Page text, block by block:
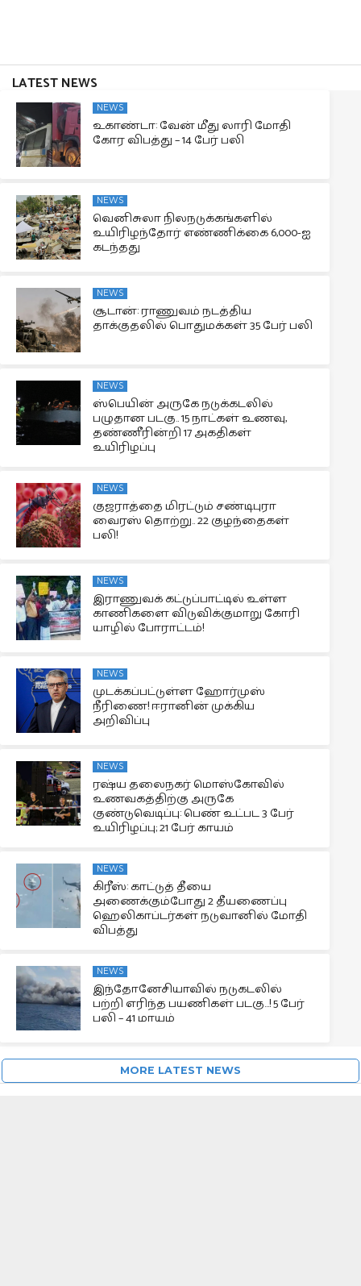
LATEST NEWS
NEWS
உகாண்டா: வேன் மீது லாரி மோதி
கோர விபத்து – 14 பேர் பலி
NEWS
வெனிசுலா நிலநடுக்கங்களில்
உயிரிழந்தோர் எண்ணிக்கை 6,000-ஐ
கடந்தது
NEWS
சூடான்: ராணுவம் நடத்திய
தாக்குதலில் பொதுமக்கள் 35 பேர் பலி
NEWS
ஸ்பெயின் அருகே நடுக்கடலில்
பழுதான படகு.. 15 நாட்கள் உணவு,
தண்ணீரின்றி 17 அகதிகள்
உயிரிழப்பு
NEWS
குஜராத்தை மிரட்டும் சண்டிபுரா
வைரஸ் தொற்று.. 22 குழந்தைகள்
பலி!
NEWS
இராணுவக் கட்டுப்பாட்டில் உள்ள
காணிகளை விடுவிக்குமாறு கோரி
யாழில் போராட்டம்!
NEWS
முடக்கப்பட்டுள்ள ஹோர்முஸ்
நீரிணை! ஈரானின் முக்கிய
அறிவிப்பு
NEWS
ரஷ்ய தலைநகர் மொஸ்கோவில்
உணவகத்திற்கு அருகே
குண்டுவெடிப்பு: பெண் உட்பட 3 பேர்
உயிரிழப்பு; 21 பேர் காயம்
NEWS
கிரீஸ்: காட்டுத் தீயை
அணைக்கும்போது 2 தீயணைப்பு
ஹெலிகாப்டர்கள் நடுவானில் மோதி
விபத்து
NEWS
இந்தோனேசியாவில் நடுகடலில்
பற்றி எரிந்த பயணிகள் படகு…! 5 பேர்
பலி – 41 மாயம்
MORE LATEST NEWS